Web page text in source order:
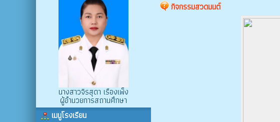
นางสาวจิรสุดา เรืองเพ็ง
ผู้อำนวยการสถานศึกษา
เมนูโรงเรียน
กิจกรรมสวดมนต์